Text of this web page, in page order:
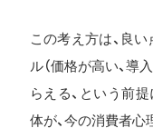
この考え方は、良
ル（価格が高い、導
らえる、という前
体が、今の消費者